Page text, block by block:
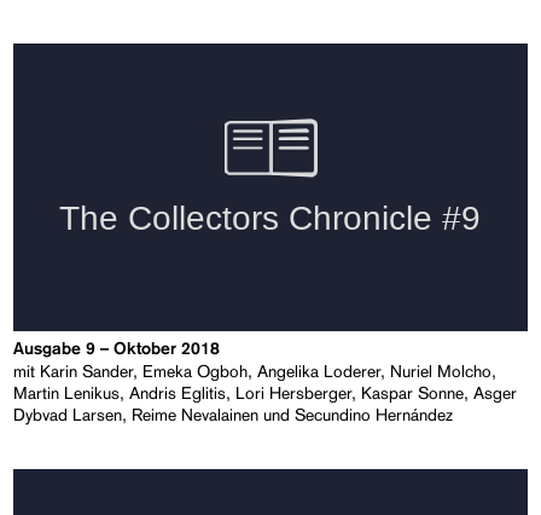
Ausgabe 9 – Oktober 2018
mit Karin Sander, Emeka Ogboh, Angelika Loderer, Nuriel Molcho,
Martin Lenikus, Andris Eglitis, Lori Hersberger, Kaspar Sonne, Asger
Dybvad Larsen, Reime Nevalainen und Secundino Hernández